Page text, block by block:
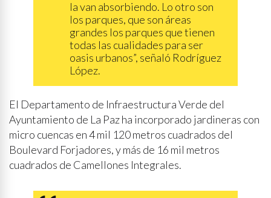
la van absorbiendo. Lo otro son
los parques, que son áreas
grandes los parques que tienen
todas las cualidades para ser
oasis urbanos”, señaló Rodríguez
López.
El Departamento de Infraestructura Verde del
Ayuntamiento de La Paz ha incorporado jardineras con
micro cuencas en 4 mil 120 metros cuadrados del
Boulevard Forjadores, y más de 16 mil metros
cuadrados de Camellones Integrales.